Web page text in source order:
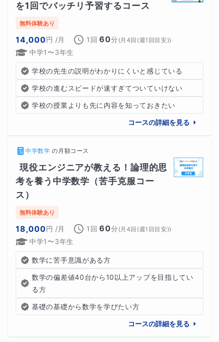
を1回でバッチリ予習するコース
無料体験あり
14,000円 /月 1回 60分 (月4回(週1回目安))
中学1〜3年生
学校の先生の説明がわかりにくいと感じている
学校の進むスピードが速すぎてついていけない
学校の授業よりも先に内容を知っておきたい
コースの詳細を見る
中学数学 の 月額コース
現役エンジニアが教える！論理的思
考を養う中学数学（苦手克服コー
ス）
無料体験あり
18,000円 /月 1回 60分 (月4回(週1回目安))
中学1〜3年生
数学に苦手意識がある方
数学の偏差値40台から10以上アップを目指してい
る方
基礎の基礎から数学を学びたい方
コースの詳細を見る